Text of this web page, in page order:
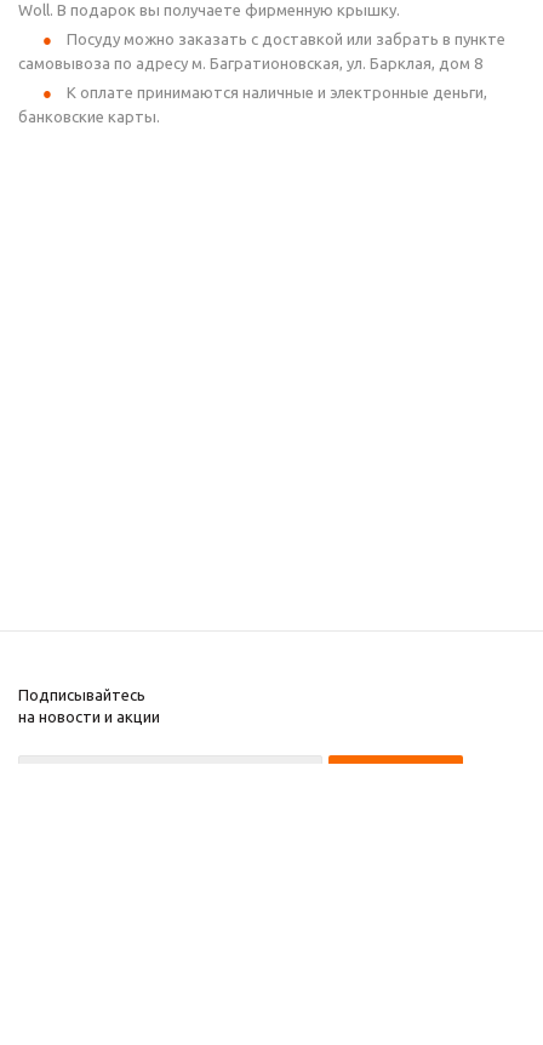
Woll. В подарок вы получаете фирменную крышку.
Посуду можно заказать с доставкой или забрать в пункте
самовывоза по адресу м. Багратионовская, ул. Барклая, дом 8
К оплате принимаются наличные и электронные деньги,
банковские карты.
Подписывайтесь
на новости и акции